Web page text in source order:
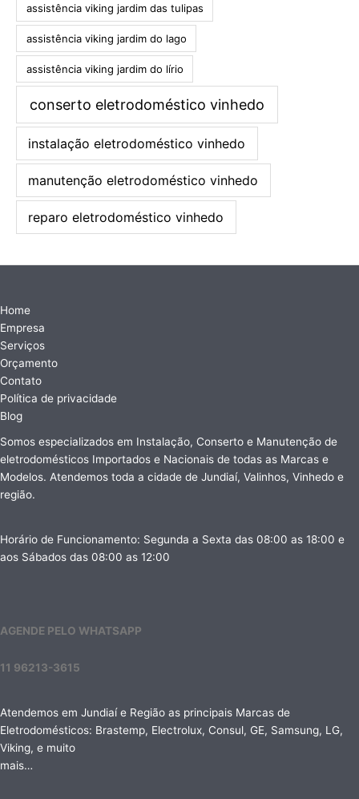
assistência viking jardim das tulipas
assistência viking jardim do lago
assistência viking jardim do lírio
conserto eletrodoméstico vinhedo
instalação eletrodoméstico vinhedo
manutenção eletrodoméstico vinhedo
reparo eletrodoméstico vinhedo
Home
Empresa
Serviços
Orçamento
Contato
Política de privacidade
Blog
Somos especializados em Instalação, Conserto e Manutenção de
eletrodomésticos Importados e Nacionais de todas as Marcas e
Modelos. Atendemos toda a cidade de Jundiaí, Valinhos, Vinhedo e
região.
Horário de Funcionamento: Segunda a Sexta das 08:00 as 18:00 e
aos Sábados das 08:00 as 12:00
AGENDE PELO WHATSAPP
11 96213-3615
Atendemos em Jundiaí e Região as principais Marcas de
Eletrodomésticos: Brastemp, Electrolux, Consul, GE, Samsung, LG,
Viking, e muito
mais…